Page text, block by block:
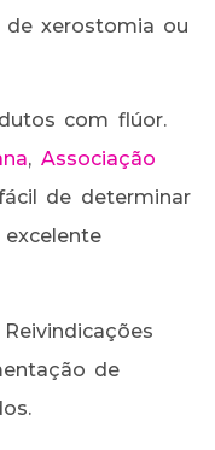
xerostomia ou
com flúor.
, Associação
de determinar
de